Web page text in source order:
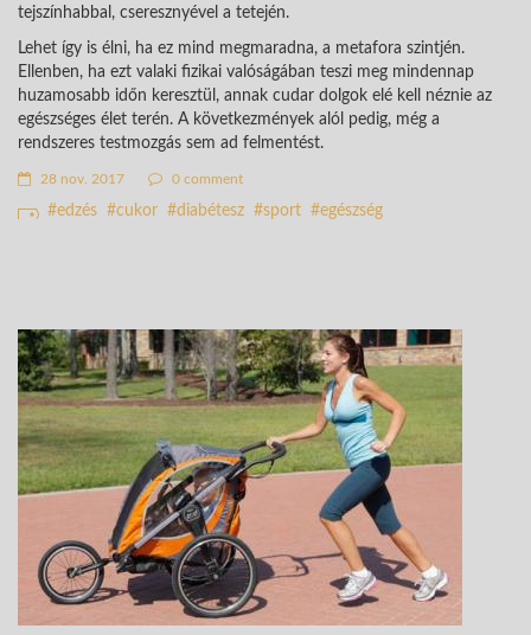
tejszínhabbal, cseresznyével a tetején.
Lehet így is élni, ha ez mind megmaradna, a metafora szintjén.
Ellenben, ha ezt valaki fizikai valóságában teszi meg mindennap
huzamosabb időn keresztül, annak cudar dolgok elé kell néznie az
egészséges élet terén. A következmények alól pedig, még a
rendszeres testmozgás sem ad felmentést.
28 nov. 2017 0 comment
edzés cukor diabétesz sport egészség